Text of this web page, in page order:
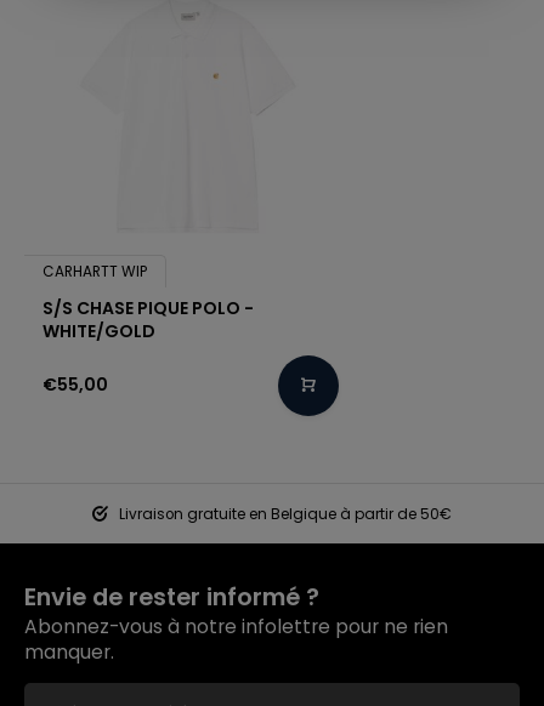
CARHARTT WIP
S/S CHASE PIQUE POLO -
WHITE/GOLD
€55,00
Livraison gratuite en Belgique à partir de 50€
Envie de rester informé ?
Abonnez-vous à notre infolettre pour ne rien
manquer.